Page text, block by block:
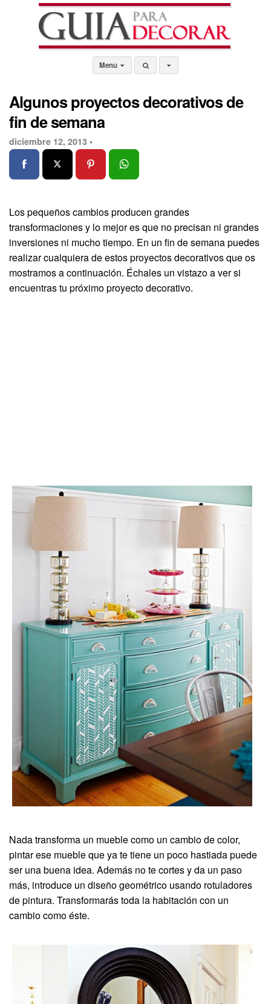
Menu
Algunos proyectos decorativos de
fin de semana
diciembre 12, 2013 •
Los pequeños cambios producen grandes
transformaciones y lo mejor es que no precisan ni grandes
inversiones ni mucho tiempo. En un fin de semana puedes
realizar cualquiera de estos proyectos decorativos que os
mostramos a continuación. Échales un vistazo a ver si
encuentras tu próximo proyecto decorativo.
Nada transforma un mueble como un cambio de color,
pintar ese mueble que ya te tiene un poco hastiada puede
ser una buena idea. Además no te cortes y da un paso
más, introduce un diseño geométrico usando rotuladores
de pintura. Transformarás toda la habitación con un
cambio como éste.